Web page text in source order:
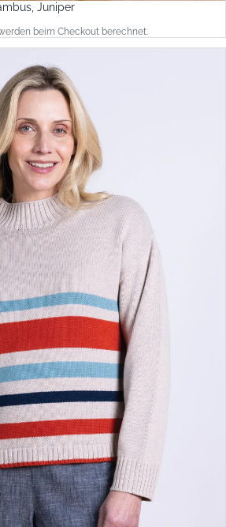
Juniper
beim Checkout berechnet.